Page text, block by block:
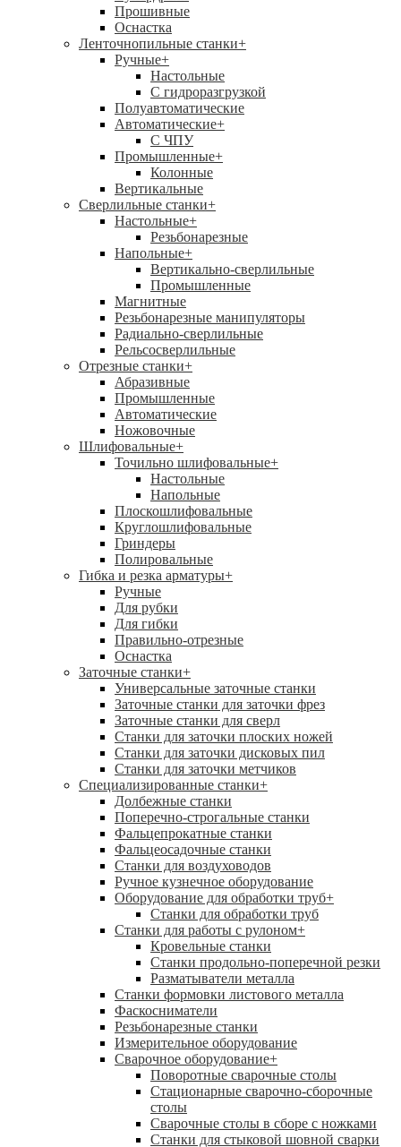
Прошивные
Оснастка
Ленточнопильные станки+
Ручные+
Настольные
С гидроразгрузкой
Полуавтоматические
Автоматические+
С ЧПУ
Промышленные+
Колонные
Вертикальные
Сверлильные станки+
Настольные+
Резьбонарезные
Напольные+
Вертикально-сверлильные
Промышленные
Магнитные
Резьбонарезные манипуляторы
Радиально-сверлильные
Рельсосверлильные
Отрезные станки+
Абразивные
Промышленные
Автоматические
Ножовочные
Шлифовальные+
Точильно шлифовальные+
Настольные
Напольные
Плоскошлифовальные
Круглошлифовальные
Гриндеры
Полировальные
Гибка и резка арматуры+
Ручные
Для рубки
Для гибки
Правильно-отрезные
Оснастка
Заточные станки+
Универсальные заточные станки
Заточные станки для заточки фрез
Заточные станки для сверл
Станки для заточки плоских ножей
Станки для заточки дисковых пил
Станки для заточки метчиков
Специализированные станки+
Долбежные станки
Поперечно-строгальные станки
Фальцепрокатные станки
Фальцеосадочные станки
Станки для воздуховодов
Ручное кузнечное оборудование
Оборудование для обработки труб+
Станки для обработки труб
Станки для работы с рулоном+
Кровельные станки
Станки продольно-поперечной резки
Разматыватели металла
Станки формовки листового металла
Фаскосниматели
Резьбонарезные станки
Измерительное оборудование
Сварочное оборудование+
Поворотные сварочные столы
Стационарные сварочно-сборочные
столы
Сварочные столы в сборе с ножками
Станки для стыковой шовной сварки